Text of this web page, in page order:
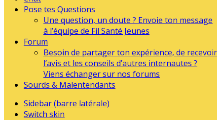
Pose tes Questions
Une question, un doute ? Envoie ton message
à l’équipe de Fil Santé Jeunes
Forum
Besoin de partager ton expérience, de recevoir
l’avis et les conseils d’autres internautes ?
Viens échanger sur nos forums
Sourds & Malentendants
Sidebar (barre latérale)
Switch skin